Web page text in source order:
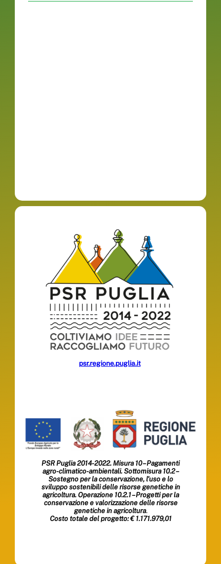
psr.regione.puglia.it
PSR Puglia 2014-2022. Misura 10 – Pagamenti
agro-climatico-ambientali. Sottomisura 10.2 –
Sostegno per la conservazione, l’uso e lo
sviluppo sostenibili delle risorse genetiche in
agricoltura. Operazione 10.2.1 – Progetti per la
conservazione e valorizzazione delle risorse
genetiche in agricoltura.
Costo totale del progetto: € 1.171.979,01